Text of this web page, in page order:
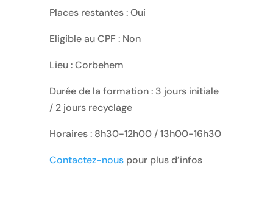
Places restantes : Oui
Eligible au CPF : Non
Lieu : Corbehem
Durée de la formation : 3 jours initiale
/ 2 jours recyclage
Horaires : 8h30-12h00 / 13h00-16h30
Contactez-nouspour plus d’infos